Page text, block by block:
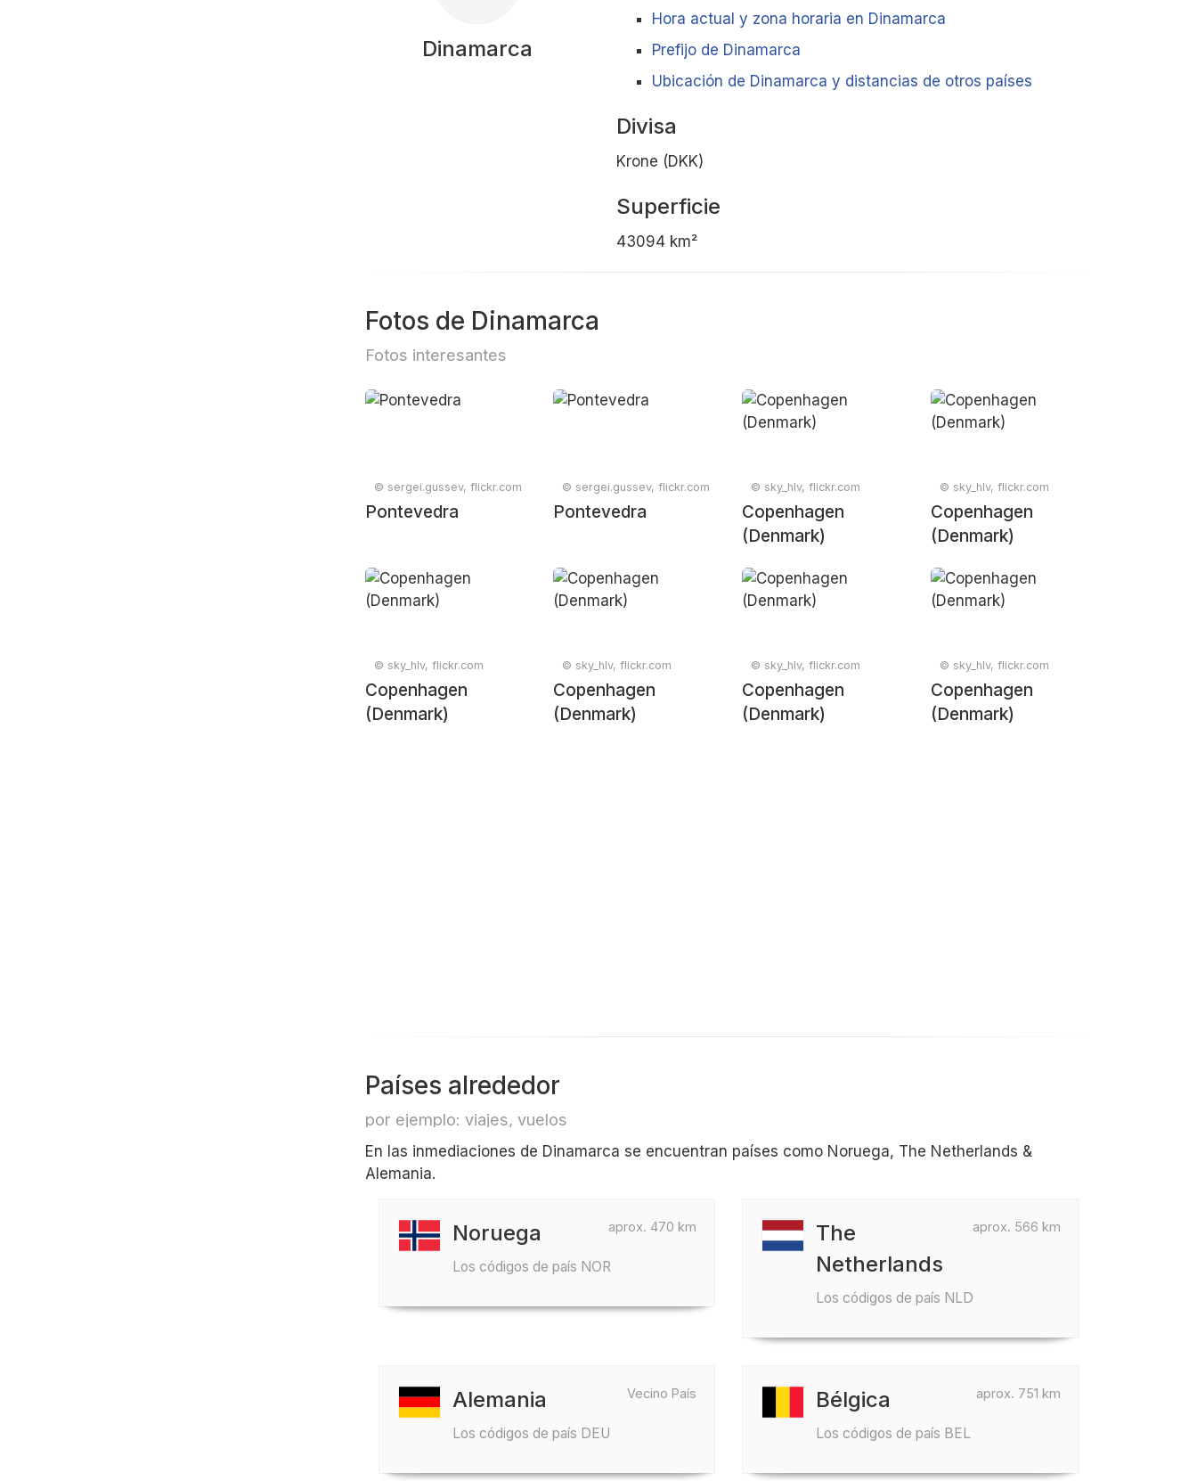
Dinamarca
Hora actual y zona horaria en Dinamarca
Prefijo de Dinamarca
Ubicación de Dinamarca y distancias de otros países
Divisa
Krone (DKK)
Superficie
43094 km²
Fotos de Dinamarca
Fotos interesantes
© sergei.gussev, flickr.com
Pontevedra
© sergei.gussev, flickr.com
Pontevedra
© sky_hlv, flickr.com
Copenhagen
(Denmark)
© sky_hlv, flickr.com
Copenhagen
(Denmark)
© sky_hlv, flickr.com
Copenhagen
(Denmark)
© sky_hlv, flickr.com
Copenhagen
(Denmark)
© sky_hlv, flickr.com
Copenhagen
(Denmark)
© sky_hlv, flickr.com
Copenhagen
(Denmark)
Países alrededor
por ejemplo: viajes, vuelos
En las inmediaciones de Dinamarca se encuentran países como Noruega, The Netherlands &
Alemania.
aprox. 470 km
Noruega
Los códigos de país NOR
aprox. 566 km
The
Netherlands
Los códigos de país NLD
Vecino País
Alemania
Los códigos de país DEU
aprox. 751 km
Bélgica
Los códigos de país BEL